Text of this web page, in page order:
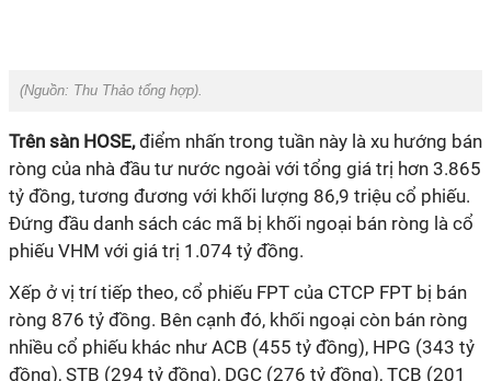
(Nguồn: Thu Thảo tổng hợp).
Trên sàn HOSE,điểm nhấn trong tuần này là xu hướng bán
ròng của nhà đầu tư nước ngoài với tổng giá trị hơn 3.865
tỷ đồng, tương đương với khối lượng 86,9 triệu cổ phiếu.
Đứng đầu danh sách các mã bị khối ngoại bán ròng là cổ
phiếu VHM với giá trị 1.074 tỷ đồng.
Xếp ở vị trí tiếp theo, cổ phiếu FPT của CTCP FPT bị bán
ròng 876 tỷ đồng. Bên cạnh đó, khối ngoại còn bán ròng
nhiều cổ phiếu khác như ACB (455 tỷ đồng), HPG (343 tỷ
đồng), STB (294 tỷ đồng), DGC (276 tỷ đồng), TCB (201